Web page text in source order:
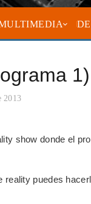
1)
2013
show donde el
reality puedes